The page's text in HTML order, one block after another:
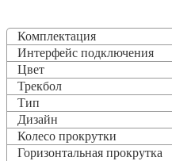
Комплектация
Интерфейс подключения
Цвет
Трекбол
Тип
Дизайн
Колесо прокрутки
Горизонтальная прокрутка